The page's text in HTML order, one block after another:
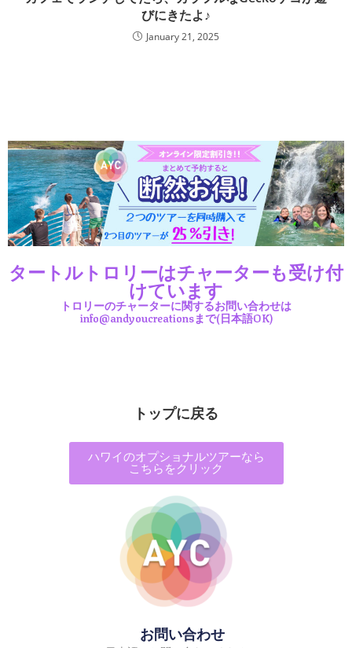
びにきたよ♪
January 21, 2025
タートルトロリーはチャーターも受け付
けています
トロリーのチャーターに関するお問い合わせは
info@andyoucreationsまで(日本語OK)
トップに戻る
ハワイのオプショナルツアーなら
こちらをクリック
お問い合わせ